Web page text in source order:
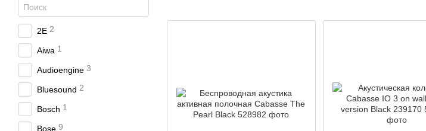
2E 2
Aiwa 1
Audioengine 3
Bluesound 2
Bosch 1
Bose 9